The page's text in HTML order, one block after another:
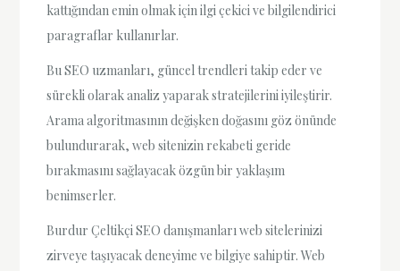
kattığından emin olmak için ilgi çekici ve bilgilendirici
paragraflar kullanırlar.
Bu SEO uzmanları, güncel trendleri takip eder ve
sürekli olarak analiz yaparak stratejilerini iyileştirir.
Arama algoritmasının değişken doğasını göz önünde
bulundurarak, web sitenizin rekabeti geride
bırakmasını sağlayacak özgün bir yaklaşım
benimserler.
Burdur Çeltikçi SEO danışmanları web sitelerinizi
zirveye taşıyacak deneyime ve bilgiye sahiptir. Web